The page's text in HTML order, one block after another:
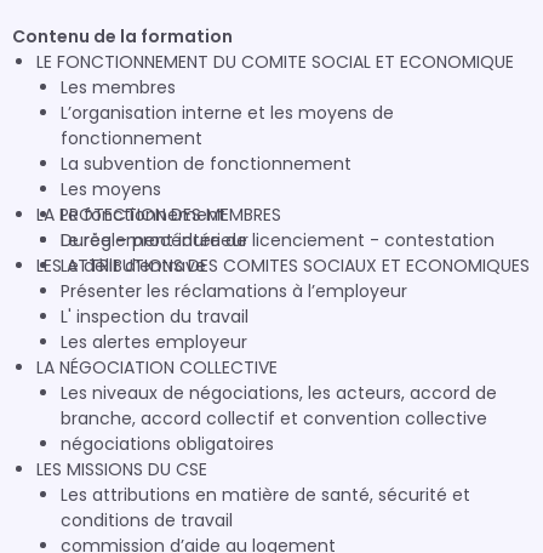
Contenu de la formation
LE FONCTIONNEMENT DU COMITE SOCIAL ET ECONOMIQUE
Les membres
L’organisation interne et les moyens de
fonctionnement
La subvention de fonctionnement
Les moyens
Le fonctionnement
Le règlement intérieur
Le délit d’entrave
LA PROTECTION DES MEMBRES
Durée – procédure de licenciement - contestation
LES ATTRIBUTIONS DES COMITES SOCIAUX ET ECONOMIQUES
Présenter les réclamations à l’employeur
L' inspection du travail
Les alertes employeur
LA NÉGOCIATION COLLECTIVE
Les niveaux de négociations, les acteurs, accord de
branche, accord collectif et convention collective
négociations obligatoires
LES MISSIONS DU CSE
Les attributions en matière de santé, sécurité et
conditions de travail
commission d’aide au logement